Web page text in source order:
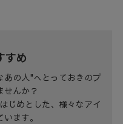
すめ
あの人"へとっておきのプ
せんか？
じめとした、様々なアイ
ます。